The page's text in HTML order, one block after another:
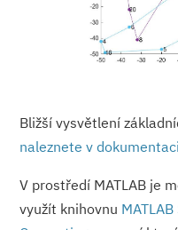
Bližší vysvětlení
naleznete v
V prostředí MATLAB je
využít knihovnu